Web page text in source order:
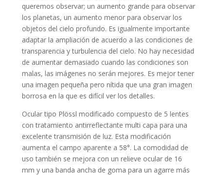
queremos observar; un aumento grande para observar
los planetas, un aumento menor para observar los
objetos del cielo profundo. Es igualmente importante
adaptar la ampliación de acuerdo a las condiciones de
transparencia y turbulencia del cielo. No hay necesidad
de aumentar demasiado cuando las condiciones son
malas, las imágenes no serán mejores. Es mejor tener
una imagen pequeña pero nítida que una gran imagen
borrosa en la que es difícil ver los detalles.
Ocular tipo Plössl modificado compuesto de 5 lentes
con tratamiento antirreflectante multi capa para una
excelente transmisión de luz. Esta modificación
aumenta el campo aparente a 58°. La comodidad de
uso también se mejora con un relieve ocular de 16
mm y una banda ancha de goma para un agarre más